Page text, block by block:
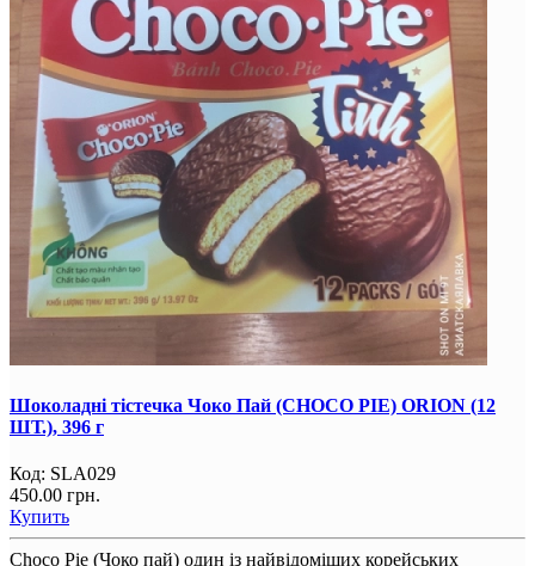
Шоколадні тістечка Чоко Пай (CHOCO PIE) ORION (12
ШТ.), 396 г
Код: SLA029
450.00 грн.
Купить
Choco Pie (Чоко пай) один із найвідоміших корейських